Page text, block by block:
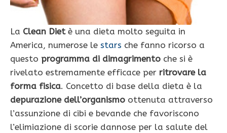
La Clean Dietè una dieta molto seguita in
America, numerose le stars che fanno ricorso a
questo programma di dimagrimento che si è
rivelato estremamente efficace per ritrovare la
forma fisica. Concetto di base della dieta è la
depurazione dell’organismo ottenuta attraverso
l’assunzione di cibi e bevande che favoriscono
l’elimiazione di scorie dannose per la salute del